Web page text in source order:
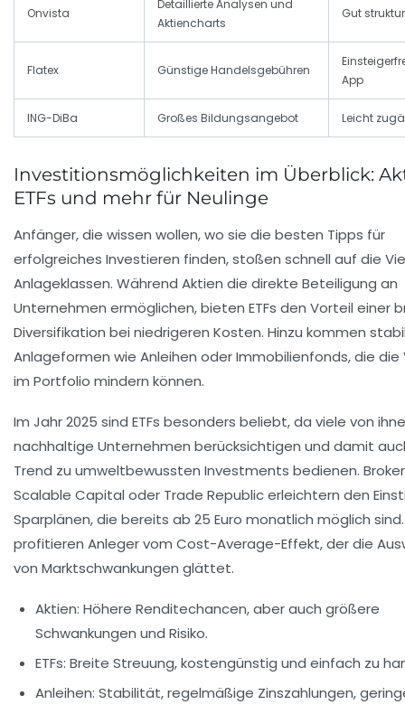
Onvista
Detaillierte Analysen und
Aktiencharts
Gut
Flatex Günstige Handelsgebühren
App
ING-DiBa Großes Bildungsangebot Leicht
Investitionsmöglichkeiten im Überblick:
ETFs und mehr für Neulinge
Anfänger, die wissen wollen, wo sie die besten Tipps für
erfolgreiches Investieren finden, stoßen schnell auf die
Anlageklassen. Während Aktien die direkte Beteiligung an
Unternehmen ermöglichen, bieten ETFs den Vorteil einer
Diversifikation bei niedrigeren Kosten. Hinzu kommen
Anlageformen wie Anleihen oder Immobilienfonds, die
im Portfolio mindern können.
Im Jahr 2025 sind ETFs besonders beliebt, da viele von
nachhaltige Unternehmen berücksichtigen und damit
Trend zu umweltbewussten Investments bedienen.
Scalable Capital oder Trade Republic erleichtern den
Sparplänen, die bereits ab 25 Euro monatlich möglich
profitieren Anleger vom Cost-Average-Effekt, der die
von Marktschwankungen glättet.
Aktien: Höhere Renditechancen, aber auch größere
Schwankungen und Risiko.
ETFs: Breite Streuung, kostengünstig und einfach zu
Anleihen: Stabilität, regelmäßige Zinszahlungen,